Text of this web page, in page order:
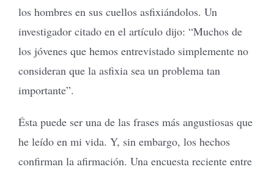
los hombres en sus cuellos asfixiándolos. Un
investigador citado en el artículo dijo: “Muchos de
los jóvenes que hemos entrevistado simplemente no
consideran que la asfixia sea un problema tan
importante”.
Ésta puede ser una de las frases más angustiosas que
he leído en mi vida. Y, sin embargo, los hechos
confirman la afirmación. Una encuesta reciente entre